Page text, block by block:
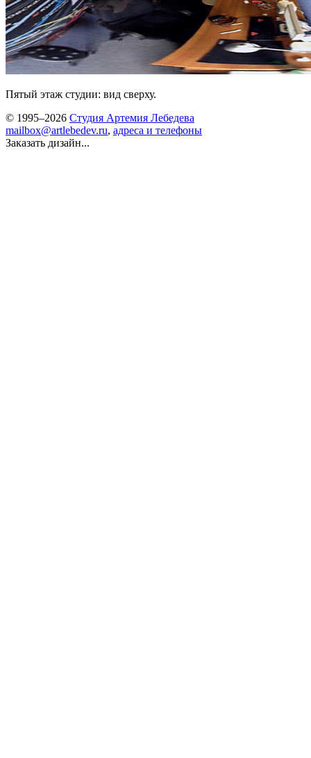
Пятый этаж студии: вид сверху.
© 1995–2026 Студия Артемия Лебедева
mailbox@artlebedev.ru, адреса и телефоны
Заказать дизайн...